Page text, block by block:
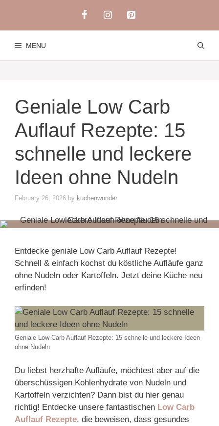
content
MENU
Geniale Low Carb
Auflauf Rezepte: 15
schnelle und leckere
Ideen ohne Nudeln
February 26, 2026 by kuchenwunder
Entdecke geniale Low Carb Auflauf Rezepte!
Schnell & einfach kochst du köstliche Aufläufe ganz
ohne Nudeln oder Kartoffeln. Jetzt deine Küche neu
erfinden!
Geniale Low Carb Auflauf Rezepte: 15 schnelle und leckere Ideen
ohne Nudeln
Du liebst herzhafte Aufläufe, möchtest aber auf die
überschüssigen Kohlenhydrate von Nudeln und
Kartoffeln verzichten? Dann bist du hier genau
richtig! Entdecke unsere fantastischen Low Carb
Auflauf Rezepte, die beweisen, dass gesundes